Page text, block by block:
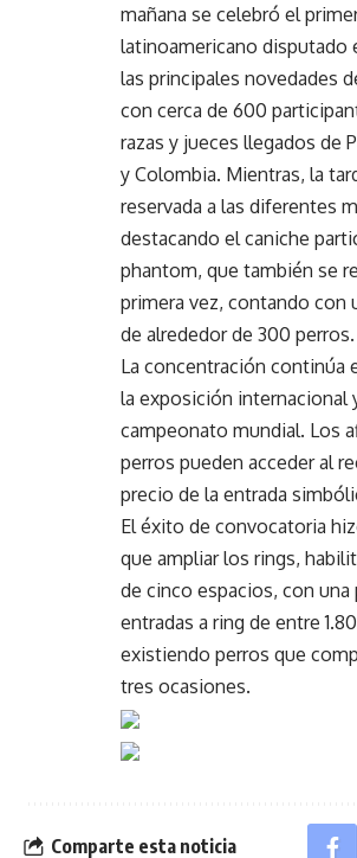
mañana se celebró el
latinoamericano disputado
las principales novedades
con cerca de 600
razas y jueces llegados de
y Colombia. Mientras, la
reservada a las diferentes
destacando el caniche
phantom, que también se
primera vez, contando con
de alrededor de 300 perros.
La concentración continúa
la exposición internacional
campeonato mundial. Los
perros pueden acceder al
precio de la entrada
El éxito de convocatoria
que ampliar los rings,
de cinco espacios, con una
entradas a ring de entre
existiendo perros que
tres ocasiones.
Comparte esta noticia